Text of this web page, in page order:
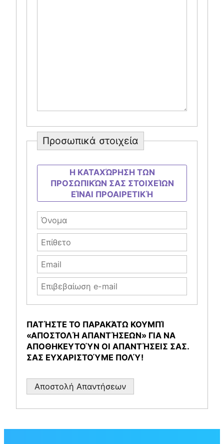
Προσωπικά στοιχεία
H ΚΑΤΑΧΏΡΗΣΗ ΤΩΝ
ΠΡΟΣΩΠΙΚΏΝ ΣΑΣ ΣΤΟΙΧΕΊΩΝ
ΕΊΝΑΙ ΠΡΟΑΙΡΕΤΙΚΉ
ΠΑΤΉΣΤΕ ΤΟ ΠΑΡΑΚΆΤΩ ΚΟΥΜΠΊ
«ΑΠΟΣΤΟΛΉ ΑΠΑΝΤΉΣΕΩΝ» ΓΙΑ ΝΑ
ΑΠΟΘΗΚΕΥΤΟΎΝ ΟΙ ΑΠΑΝΤΉΣΕΙΣ ΣΑΣ.
ΣΑΣ ΕΥΧΑΡΙΣΤΟΎΜΕ ΠΟΛΎ!